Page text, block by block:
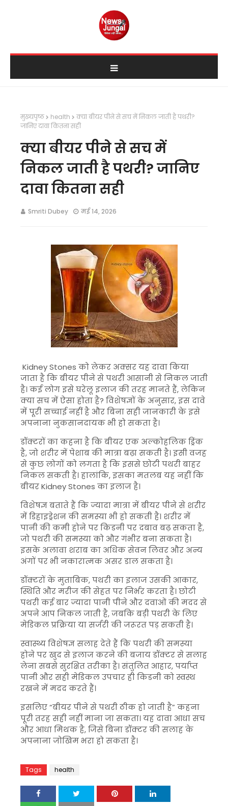
मुख्यपृष्ठ health
क्या बीयर पीने से सच में निकल जाती है पथरी?
जानिए दावा कितना सही
क्या बीयर पीने से सच में
निकल जाती है पथरी? जानिए
दावा कितना सही
Smriti Dubey मई 14, 2026
Kidney Stones को लेकर अक्सर यह दावा किया
जाता है कि बीयर पीने से पथरी आसानी से निकल जाती
है। कई लोग इसे घरेलू इलाज की तरह मानते हैं, लेकिन
क्या सच में ऐसा होता है? विशेषज्ञों के अनुसार, इस दावे
में पूरी सच्चाई नहीं है और बिना सही जानकारी के इसे
अपनाना नुकसानदायक भी हो सकता है।
डॉक्टरों का कहना है कि बीयर एक अल्कोहलिक ड्रिंक
है, जो शरीर में पेशाब की मात्रा बढ़ा सकती है। इसी वजह
से कुछ लोगों को लगता है कि इससे छोटी पथरी बाहर
निकल सकती है। हालांकि, इसका मतलब यह नहीं कि
बीयरKidney Stones का इलाज है।
विशेषज्ञ बताते हैं कि ज्यादा मात्रा में बीयर पीने से शरीर
में डिहाइड्रेशन की समस्या भी हो सकती है। शरीर में
पानी की कमी होने पर किडनी पर दबाव बढ़ सकता है,
जो पथरी की समस्या को और गंभीर बना सकता है।
इसके अलावा शराब का अधिक सेवन लिवर और अन्य
अंगों पर भी नकारात्मक असर डाल सकता है।
डॉक्टरों के मुताबिक, पथरी का इलाज उसकी आकार,
स्थिति और मरीज की सेहत पर निर्भर करता है। छोटी
पथरी कई बार ज्यादा पानी पीने और दवाओं की मदद से
अपने आप निकल जाती है, जबकि बड़ी पथरी के लिए
मेडिकल प्रक्रिया या सर्जरी की जरूरत पड़ सकती है।
स्वास्थ्य विशेषज्ञ सलाह देते हैं कि पथरी की समस्या
होने पर खुद से इलाज करने की बजाय डॉक्टर से सलाह
लेना सबसे सुरक्षित तरीका है। संतुलित आहार, पर्याप्त
पानी और सही मेडिकल उपचार ही किडनी को स्वस्थ
रखने में मदद करते हैं।
इसलिए “बीयर पीने से पथरी ठीक हो जाती है” कहना
पूरी तरह सही नहीं माना जा सकता। यह दावा आधा सच
और आधा मिथक है, जिसे बिना डॉक्टर की सलाह के
अपनाना जोखिम भरा हो सकता है।
Tags health